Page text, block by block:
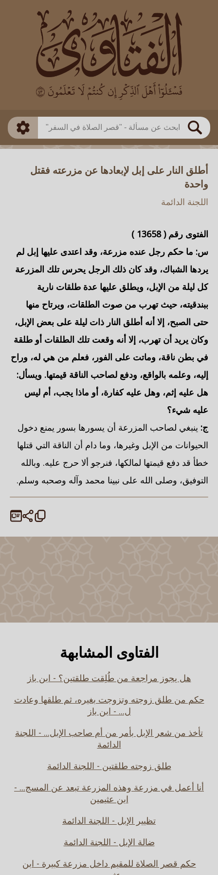
بحث
العالم
بن باز
بن العثيمين
اللجنة الدائمة
طريقة البحث
ذكي
أطلق النار على إبل لإبعادها عن مزرعته فقتل
واحدة
اللجنة الدائمة
الفتوى رقم (13658
)
س: ما حكم رجل عنده مزرعة، وقد اعتدى عليها إبل لم
يردها الشباك، وقد كان ذلك الرجل يحرس تلك المزرعة
كل ليلة من الإبل، ويطلق عليها عدة طلقات نارية
ببندقيته، حيث تهرب من صوت الطلقات، ويرتاح منها
حتى الصبح، إلا أنه أطلق النار ذات ليلة على بعض الإبل،
وكان يريد أن تهرب، إلا أنه وقعت تلك الطلقات أو طلقة
في بطن ناقة، وماتت على الفور، فعلم من هي له، وراح
إليه، وعلمه بالواقع، ودفع لصاحب الناقة قيمتها. ويسأل:
هل عليه إثم، وهل عليه كفارة، أو ماذا يجب، أم ليس
عليه شيء؟
ج: ينبغي لصاحب المزرعة أن يسورها بسور يمنع دخول
الحيوانات من الإبل وغيرها، وما دام أن الناقة التي قتلها
خطأ قد دفع قيمتها لمالكها، فنرجو ألا حرج عليه. وبالله
التوفيق، وصلى الله على نبينا محمد وآله وصحبه وسلم.
الفتاوى المشابهة
هل يجوز مراجعة من طُلِقت طلقتين؟ - ابن باز
حكم من طلق زوجته وتزوجت بغيره، ثم طلقها وعادت
ل... - ابن باز
تأخذ من شعر الإبل بأمر من أم صاحب الإبل... - اللجنة
الدائمة
طلق زوجته طلقتين - اللجنة الدائمة
أنا أعمل في مزرعة وهذه المزرعة تبعد عن المسج... -
ابن عثيمين
تظيير الإبل - اللجنة الدائمة
ضالة الإبل - اللجنة الدائمة
حكم قصر الصلاة للمقيم داخل مزرعة كبيرة - ابن